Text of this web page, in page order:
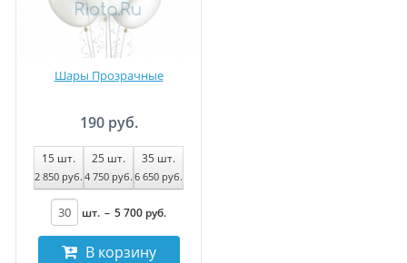
Шары Прозрачные
190 руб.
15 шт.
2 850 руб.
25 шт.
4 750 руб.
35 шт.
6 650 руб.
шт. – 5 700 руб.
В корзину